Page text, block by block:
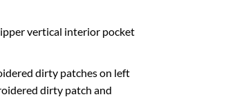
vertical interior pocket
dirty patches on left
dirty patch and